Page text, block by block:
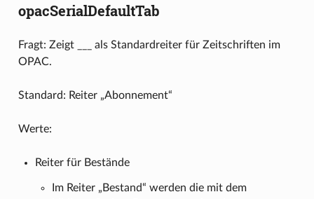
opacSerialDefaultTab
Fragt: Zeigt ___ als Standardreiter für Zeitschriften im
OPAC.
Standard: Reiter „Abonnement“
Werte:
Reiter für Bestände
Im Reiter „Bestand“ werden die mit dem